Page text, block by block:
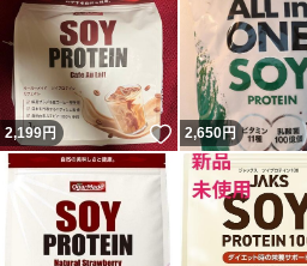
2,199円 いいね！
2,650円